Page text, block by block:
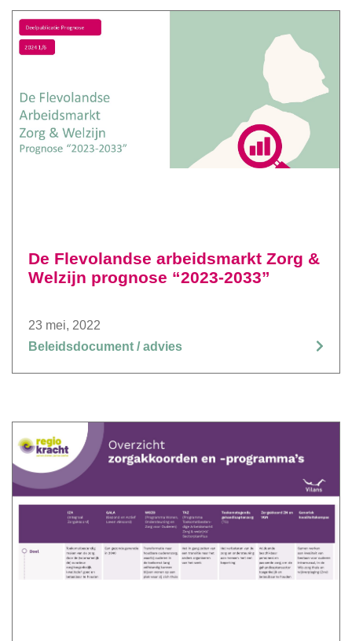
De Flevolandse arbeidsmarkt Zorg &
Welzijn prognose “2023-2033”
23 mei, 2022
Beleidsdocument / advies